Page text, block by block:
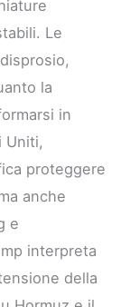
Le
la
in
Uniti,
proteggere
anche
e
interpreta
della